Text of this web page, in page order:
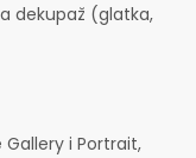
dekupaž (glatka,
Gallery i Portrait,